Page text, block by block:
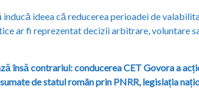
ideea că reducerea perioadei de
ar fi reprezentat decizii arbitrare, voluntare
însă contrariul: conducerea CET Govora a
de statul român prin PNRR, legislația